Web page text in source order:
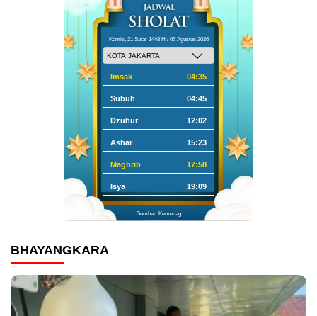
Kamis, 21 Safar 1448 H / 06 Agustus 2026
Imsak 04:35
Subuh 04:45
Dzuhur 12:02
Ashar 15:23
Maghrib 17:58
Isya 19:09
Sumber: Kemenag
BHAYANGKARA